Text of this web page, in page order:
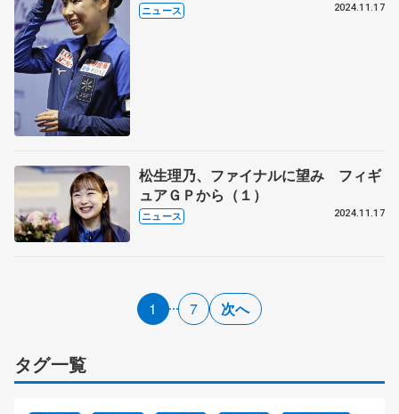
ニュース 2024.11.17
松生理乃、ファイナルに望み フィギ
ュアＧＰから（１）
ニュース 2024.11.17
1 7 次へ
タグ一覧